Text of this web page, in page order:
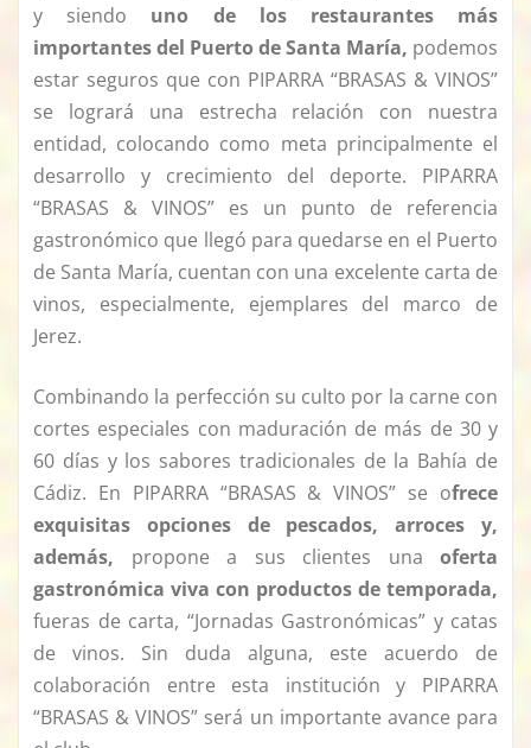
y siendo uno de los restaurantes más
importantes del Puerto de Santa María, podemos
estar seguros que con PIPARRA “BRASAS & VINOS”
se logrará una estrecha relación con nuestra
entidad, colocando como meta principalmente el
desarrollo y crecimiento del deporte. PIPARRA
“BRASAS & VINOS” es un punto de referencia
gastronómico que llegó para quedarse en el Puerto
de Santa María, cuentan con una excelente carta de
vinos, especialmente, ejemplares del marco de
Jerez.
Combinando la perfección su culto por la carne con
cortes especiales con maduración de más de 30 y
60 días y los sabores tradicionales de la Bahía de
Cádiz. En PIPARRA “BRASAS & VINOS” se ofrece
exquisitas opciones de pescados, arroces y,
además, propone a sus clientes una oferta
gastronómica viva con productos de temporada,
fueras de carta, “Jornadas Gastronómicas” y catas
de vinos. Sin duda alguna, este acuerdo de
colaboración entre esta institución y PIPARRA
“BRASAS & VINOS” será un importante avance para